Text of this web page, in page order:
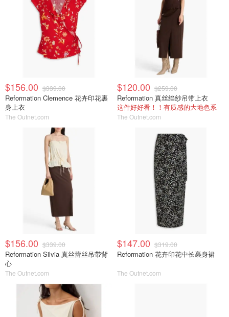
$156.00 $339.00
Reformation Clemence 花卉印花裹
身上衣
The Outnet.com
$120.00 $259.00
Reformation 真丝绉纱吊带上衣
这件好好看！！有质感的大地色系
The Outnet.com
$156.00 $339.00
Reformation Silvia 真丝蕾丝吊带背
心
The Outnet.com
$147.00 $319.00
Reformation 花卉印花中长裹身裙
The Outnet.com